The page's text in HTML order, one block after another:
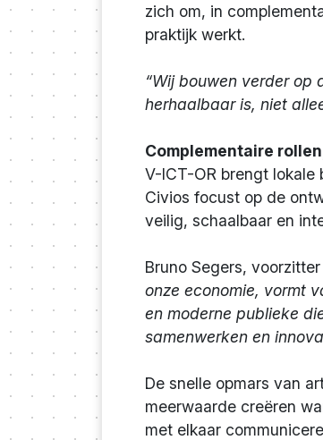
zich om, in
praktijk werkt.
“Wij bouwen verder op
herhaalbaar is, niet
Complementaire
V-ICT-OR brengt lokale
Civios focust op de
veilig, schaalbaar en
Bruno Segers,
onze economie, vormt
en moderne publieke
samenwerken en
De snelle opmars van
meerwaarde creëren
met elkaar